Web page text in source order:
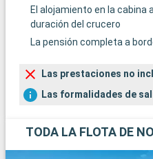
El alojamiento en la cabina
duración del crucero
La pensión completa a
Las prestaciones no
Las formalidades de
TODA LA FLOTA DE